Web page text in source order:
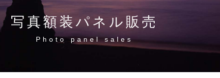
写真額装パネル販売
Photo panel sales